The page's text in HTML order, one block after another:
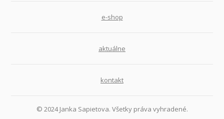
e-shop
aktuálne
kontakt
© 2024 Janka Sapietova. Všetky práva vyhradené.